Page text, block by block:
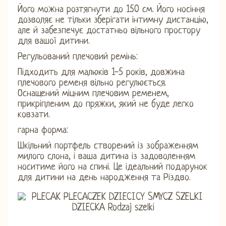
Його можна розтягнути до 150 см. Його носіння
дозволяє не тільки зберігати інтимну дистанцію,
але й забезпечує достатньо вільного простору
для вашої дитини.
Регульований плечовий ремінь:
Підходить для малюків 1-5 років, довжина
плечового ременя вільно регулюється.
Оснащений міцним плечовим ременем,
прикріпленим до пряжки, який не буде легко
ковзати.
гарна форма:
Шкільний портфель створений із зображенням
милого слона, і ваша дитина із задоволенням
носитиме його на спині. Це ідеальний подарунок
для дитини на день народження та Різдво.